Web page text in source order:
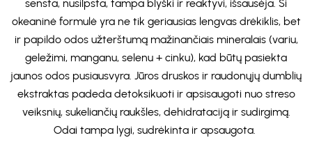
sensta, nusilpsta, tampa blyški ir reaktyvi, išsausėja. Ši
okeaninė formulė yra ne tik geriausias lengvas drėkiklis, bet
ir papildo odos užterštumą mažinančiais mineralais (variu,
geležimi, manganu, selenu + cinku), kad būtų pasiekta
jaunos odos pusiausvyra. Jūros druskos ir raudonųjų dumblių
ekstraktas padeda detoksikuoti ir apsisaugoti nuo streso
veiksnių, sukeliančių raukšles, dehidrataciją ir sudirgimą.
Odai tampa lygi, sudrėkinta ir apsaugota.